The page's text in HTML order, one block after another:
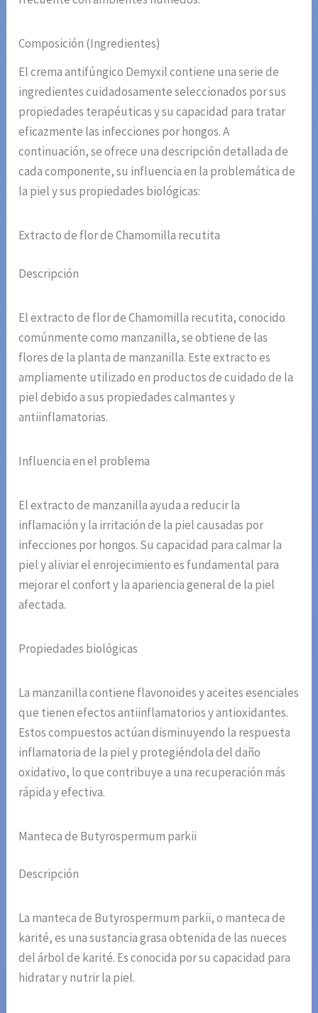
Composición (Ingredientes)
El crema antifúngico Demyxil contiene una serie de
ingredientes cuidadosamente seleccionados por sus
propiedades terapéuticas y su capacidad para tratar
eficazmente las infecciones por hongos. A
continuación, se ofrece una descripción detallada de
cada componente, su influencia en la problemática de
la piel y sus propiedades biológicas:
Extracto de flor de Chamomilla recutita
Descripción
El extracto de flor de Chamomilla recutita, conocido
comúnmente como manzanilla, se obtiene de las
flores de la planta de manzanilla. Este extracto es
ampliamente utilizado en productos de cuidado de la
piel debido a sus propiedades calmantes y
antiinflamatorias.
Influencia en el problema
El extracto de manzanilla ayuda a reducir la
inflamación y la irritación de la piel causadas por
infecciones por hongos. Su capacidad para calmar la
piel y aliviar el enrojecimiento es fundamental para
mejorar el confort y la apariencia general de la piel
afectada.
Propiedades biológicas
La manzanilla contiene flavonoides y aceites esenciales
que tienen efectos antiinflamatorios y antioxidantes.
Estos compuestos actúan disminuyendo la respuesta
inflamatoria de la piel y protegiéndola del daño
oxidativo, lo que contribuye a una recuperación más
rápida y efectiva.
Manteca de Butyrospermum parkii
Descripción
La manteca de Butyrospermum parkii, o manteca de
karité, es una sustancia grasa obtenida de las nueces
del árbol de karité. Es conocida por su capacidad para
hidratar y nutrir la piel.